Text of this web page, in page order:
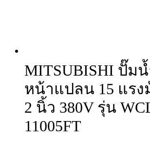
MITSUBISHI ปั๊ม
หน้าแปลน 15 แรง
2 นิ้ว 380V รุ่น
11005FT